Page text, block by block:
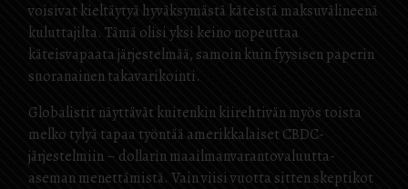
voisivat kieltäytyä hyväksymästä käteistä maksuvälineenä
kuluttajilta. Tämä olisi yksi keino nopeuttaa
käteisvapaata järjestelmää, samoin kuin fyysisen paperin
suoranainen takavarikointi.
Globalistit näyttävät kuitenkin kiirehtivän myös toista
melko tylyä tapaa työntää amerikkalaiset CBDC-
järjestelmiin – dollarin maailmanvarantovaluutta-
aseman menettämistä. Vain viisi vuotta sitten skeptikot